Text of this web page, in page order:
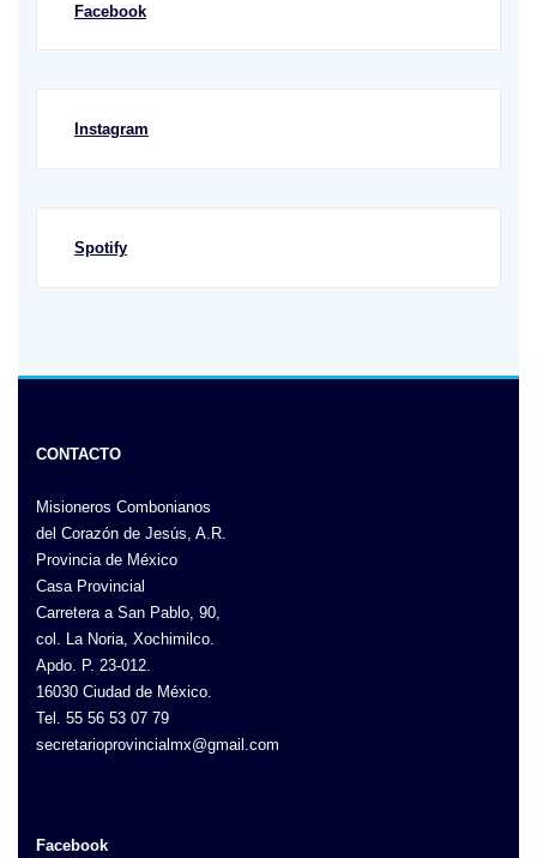
Facebook
Instagram
Spotify
CONTACTO
Misioneros Combonianos
del Corazón de Jesús, A.R.
Provincia de México
Casa Provincial
Carretera a San Pablo, 90,
col. La Noria, Xochimilco.
Apdo. P. 23-012.
16030 Ciudad de México.
Tel. 55 56 53 07 79
secretarioprovincialmx@gmail.com
Facebook